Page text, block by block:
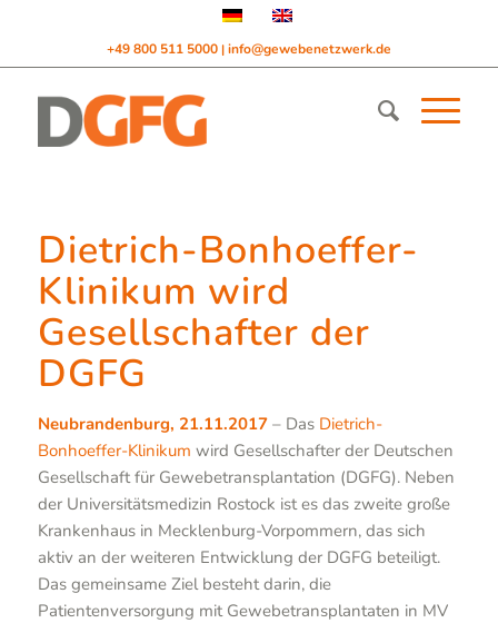
+49 800 511 5000 | info@gewebenetzwerk.de
Dietrich-Bonhoeffer-
Klinikum wird
Gesellschafter der
DGFG
Neubrandenburg, 21.11.2017– Das Dietrich-
Bonhoeffer-Klinikum wird Gesellschafter der Deutschen
Gesellschaft für Gewebetransplantation (DGFG). Neben
der Universitätsmedizin Rostock ist es das zweite große
Krankenhaus in Mecklenburg-Vorpommern, das sich
aktiv an der weiteren Entwicklung der DGFG beteiligt.
Das gemeinsame Ziel besteht darin, die
Patientenversorgung mit Gewebetransplantaten in MV